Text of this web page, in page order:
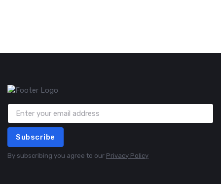
Subscribe
By subscribing you agree to our Privacy Policy